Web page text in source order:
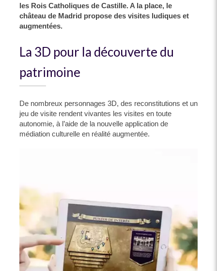
les Rois Catholiques de Castille. A la place, le
château de Madrid propose des visites ludiques et
augmentées.
La 3D pour la découverte du
patrimoine
De nombreux personnages 3D, des reconstitutions et un
jeu de visite rendent vivantes les visites en toute
autonomie, à l’aide de la nouvelle application de
médiation culturelle en réalité augmentée.